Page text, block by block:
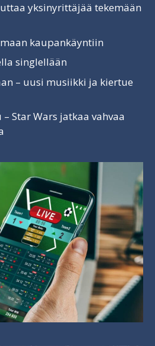
yksinyrittäjää tekemään
kaupankäyntiin
singlellään
– uusi musiikki ja kiertue
Star Wars jatkaa vahvaa